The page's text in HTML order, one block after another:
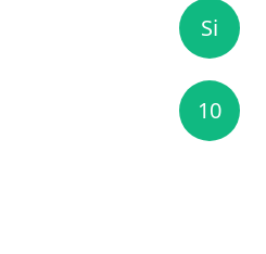
Si
10